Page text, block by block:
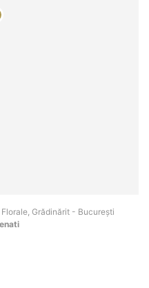
Grădinărit - Bucureşti